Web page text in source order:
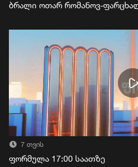
ბრალი ოთარ რომანოვ-
7 თვის
ფორმულა 17:00 საათზე